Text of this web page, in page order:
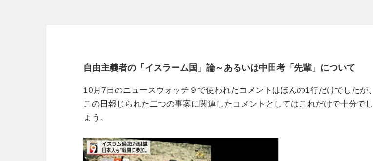
自由主義者の「イスラーム国」論～あるいは中田考「先輩」について
10月7日のニュースウォッチ９で使われたコメントはほんの1行だけでしたが、
この日報じられた二つの事案に関連したコメントとしてはこれだけで十分でし
ょう。